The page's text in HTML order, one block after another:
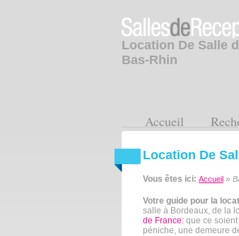
Location De Salle
Bas-Rhin
Accueil
Location De
Vous êtes ici: Accueil »
Votre guide pour la
salle à Bordeaux, de la
de France: que ce
péniche, une demeure